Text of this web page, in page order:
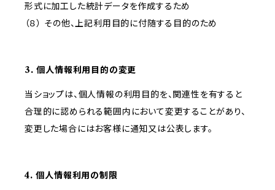
形式に加工した統計データを作成するため
（８） その他、上記利用目的に付随する目的のため
3. 個人情報利用目的の変更
当ショップは、個人情報の利用目的を、関連性を有すると
合理的に認められる範囲内において変更することがあり、
変更した場合にはお客様に通知又は公表します。
4. 個人情報利用の制限